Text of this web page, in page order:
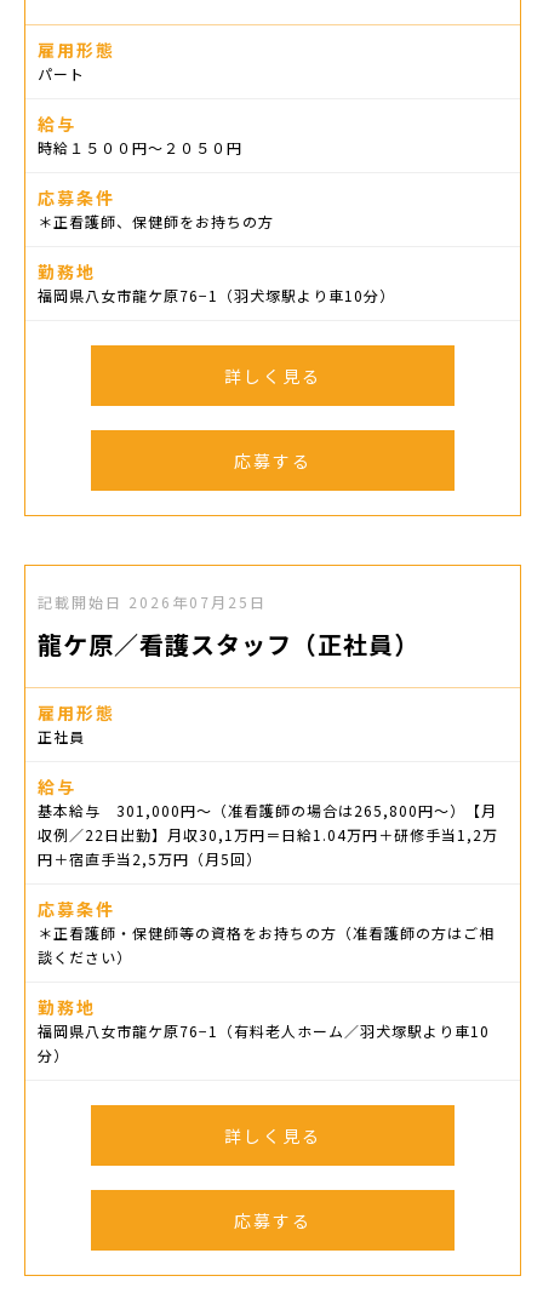
雇用形態
パート
給与
時給１５００円〜２０５０円
応募条件
＊正看護師、保健師をお持ちの方
勤務地
福岡県八女市龍ケ原76−1（羽犬塚駅より車10分）
詳しく見る
応募する
記載開始日 2026年07月25日
龍ケ原／看護スタッフ（正社員）
雇用形態
正社員
給与
基本給与 301,000円〜（准看護師の場合は265,800円〜）【月
収例／22日出勤】月収30,1万円＝日給1.04万円＋研修手当1,2万
円＋宿直手当2,5万円（月5回）
応募条件
＊正看護師・保健師等の資格をお持ちの方（准看護師の方はご相
談ください）
勤務地
福岡県八女市龍ケ原76−1（有料老人ホーム／羽犬塚駅より車10
分）
詳しく見る
応募する